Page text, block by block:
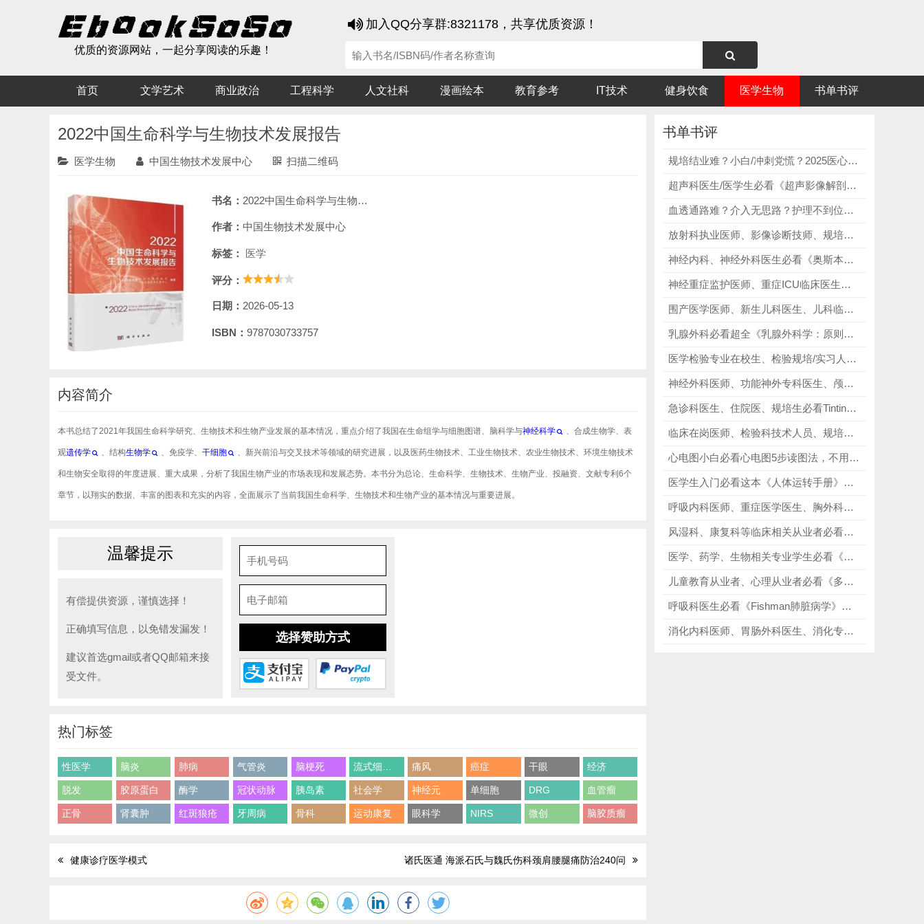
优质的资源网站，一起分享阅读的乐趣！
加入QQ分享群:8321178，共享优质资源！
首页 文学艺术 商业政治 工程科学 人文社科 漫画绘本 教育参考 IT技术 健身饮食 医学生物 书单书评
2022中国生命科学与生物技术发展报告
医学生物 中国生物技术发展中心 扫描二维码
书名： 2022中国生命科学与生物技术发展报告
作者： 中国生物技术发展中心
标签： 医学
评分：
日期： 2026-05-13
ISBN： 9787030733757
内容简介
本书总结了2021年我国生命科学研究、生物技术和生物产业发展的基本情况，重点介绍了我国在生命组学与细胞图谱、脑科学与神经科学 、合成生物学、表
观遗传学 、结构生物学 、免疫学、 干细胞 、新兴前沿与交叉技术等领域的研究进展，以及医药生物技术、工业生物技术、农业生物技术、环境生物技术
和生物安全取得的年度进展、重大成果，分析了我国生物产业的市场表现和发展态势。本书分为总论、生命科学、生物技术、生物产业、投融资、文献专利6个
章节，以翔实的数据、丰富的图表和充实的内容，全面展示了当前我国生命科学、生物技术和生物产业的基本情况与重要进展。
温馨提示
有偿提供资源，谨慎选择！
正确填写信息，以免错发漏发！
建议首选gmail或者QQ邮箱来接
受文件。
选择赞助方式
热门标签
性医学 脑炎 肺病 气管炎 脑梗死 痛风 癌症 干眼 经济
脱发 胶原蛋白 酶学 冠状动脉 胰岛素 社会学 神经元 单细胞 DRG 血管瘤
正骨 肾囊肿 红斑狼疮 牙周病 骨科 运动康复 眼科学 NIRS 微创 脑胶质瘤
健康诊疗医学模式 诸氏医通 海派石氏与魏氏伤科颈肩腰腿痛防治240问
书单书评
规培结业难？小白/冲刺党慌？2025医心医考康康笔记，精准破解中医规培辨证难、方药记混、学练脱节、知识点繁杂核心痛点！
超声科医生/医学生必看《超声影像解剖学（第2版）》，上千张高清大体解剖示意图与超声图像左右对照，让枯燥的解剖知识变得生动易懂！
血透通路难？介入无思路？护理不到位？9本血透通路宝藏书籍，精准破解介入无思路、护理细节不到位痛点！
放射科执业医师、影像诊断技师、规培进修医师必看《影像学解剖图谱第2卷：腹部盆腔》，细化腹盆解剖，提升断层影像诊断能力！
神经内科、神经外科医生必看《奥斯本脑部影像诊断学精要》，全书包含2000+张高清脑部影像图，涵盖CT、MRI等各类影像表现！
神经重症监护医师、重症ICU临床医生必看《梅奥诊所重症和神经重症监护委员会评论》，系统梳理重症考点，补齐神经重症专科短板！
围产医学医师、新生儿科医生、儿科临床从业者、NICU医护人员、儿科规培进修人员、科研备考人群必看《Fanaroff & Martin新生儿-围产医学》，母婴全链覆盖，诊疗一体化！
乳腺外科必看超全《乳腺外科学：原则与技术》4卷合集，从基础到临床、从肿瘤到整形，每一卷都贴合实操需求，讲解细致、图文并茂！
医学检验专业在校生、检验规培/实习人员必看《Medical Laboratory Science Review 第5版》，巩固实操知识，适配临床实验室工作！
神经外科医师、功能神外专科医生、颅脑外科从业者、神外科研进修人员、医学留学科研人群必看《Grass与Boudis神经外科手术》第3版，规范手术切口、掌握标准功能术式！
急诊科医生、住院医、规培生必看Tintinalli’s Emergency Medicine 9th Edition，从院前急救到灾难救援，从基础复苏到高级生命支持的全流程覆盖！
临床在岗医师、检验科技术人员、规培实习医护必看《诊断与实验室检验手册》第七版，快速判读报告，精准书写医疗文书！
心电图小白必看心电图5步读图法，不用死记硬背复杂口诀和知识点，一套方法搞定心电图读图全流程！
医学生入门必看这本《人体运转手册》，1500+张精美插画，讲解通俗接地气，从细胞到系统，从骨骼到神经，从头到脚全方位解析人体奥秘！
呼吸内科医师、重症医学医生、胸外科从业者、内科规培进修人员、科研留学人群必看《Fishmans肺脏病学》第5版，规范诊疗、强化影像鉴别能力！
风湿科、康复科等临床相关从业者必看《实用骨科影像学 第7版》，涉及各类骨科疾病的影像特征、诊断鉴别、设备应用等多个维度！
医学、药学、生物相关专业学生必看《Harper‘s Illustrated Biochemistry》第32版，超600幅全彩图解，将复杂的代谢路径、分子结构具象化！
儿童教育从业者、心理从业者必看《多动症儿童养育六步法》，掌握科学的ADHD养育方法，改善孩子行为习惯!
呼吸科医生必看《Fishman肺脏病学》第5版，彻底告别肺脏病学学习内耗，临床诊疗有参考、科研写作有支撑、备考刷题有方向！
消化内科医师、胃肠外科医生、消化专科进修人员、医学生、科研从业者必看《山田胃肠病学教科书》第7版，优化诊疗方案、精进内镜技术！